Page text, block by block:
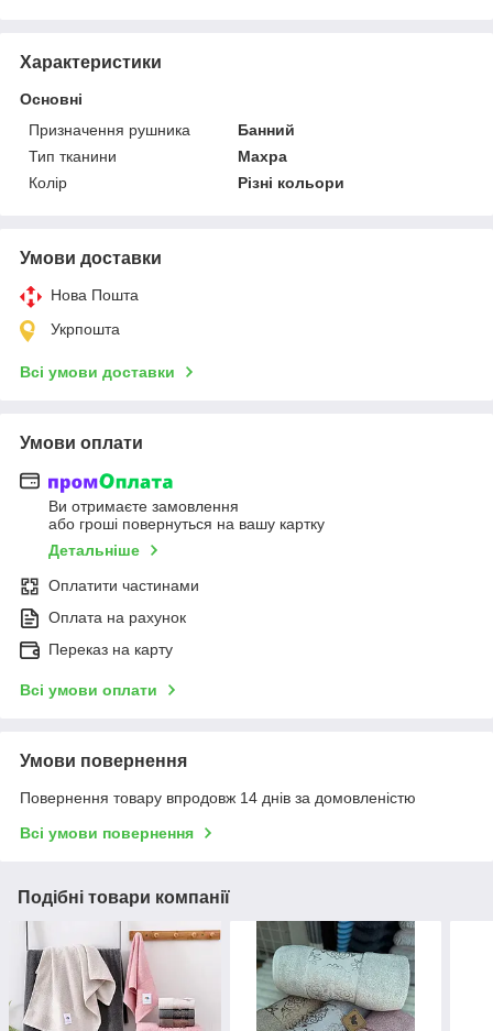
Характеристики
Основні
Призначення рушника
Банний
Тип тканини
Махра
Колір
Різні кольори
Умови доставки
Нова Пошта
Укрпошта
Всі умови доставки
Умови оплати
Ви отримаєте замовлення
або гроші повернуться на вашу картку
Детальніше
Оплатити частинами
Оплата на рахунок
Переказ на карту
Всі умови оплати
Умови повернення
Повернення товару впродовж 14 днів за домовленістю
Всі умови повернення
Подібні товари компанії